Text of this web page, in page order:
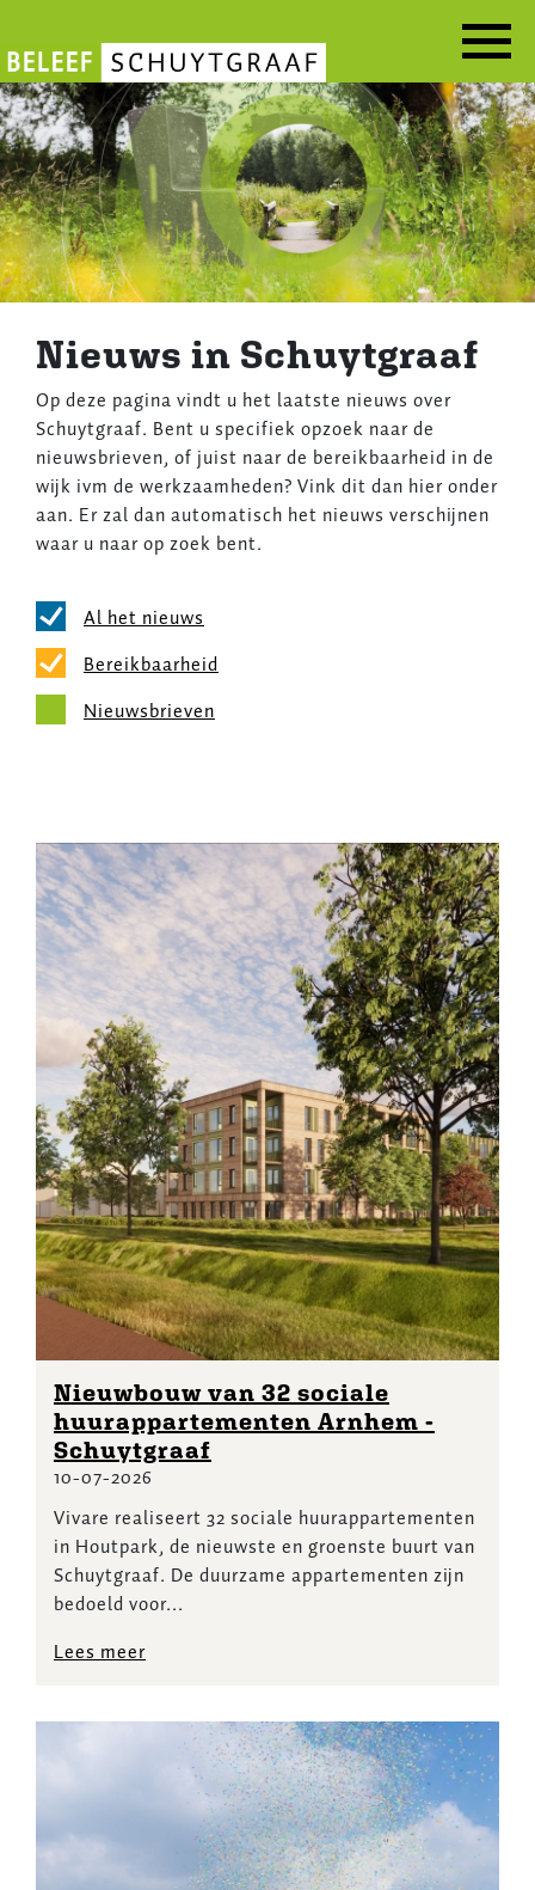
en
naar
de
inhoud
gaan
Actueel
Nieuws in Schuytgraaf
Op deze pagina vindt u het laatste nieuws over
Schuytgraaf. Bent u specifiek opzoek naar de
nieuwsbrieven, of juist naar de bereikbaarheid in de
wijk ivm de werkzaamheden? Vink dit dan hier onder
aan. Er zal dan automatisch het nieuws verschijnen
waar u naar op zoek bent.
Al het nieuws
Bereikbaarheid
Nieuwsbrieven
Nieuwbouw van 32 sociale
huurappartementen Arnhem -
Schuytgraaf
10-07-2026
Vivare realiseert 32 sociale huurappartementen
in Houtpark, de nieuwste en groenste buurt van
Schuytgraaf. De duurzame appartementen zijn
bedoeld voor...
Lees meer